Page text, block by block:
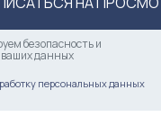
безопасность и
данных
персональных данных